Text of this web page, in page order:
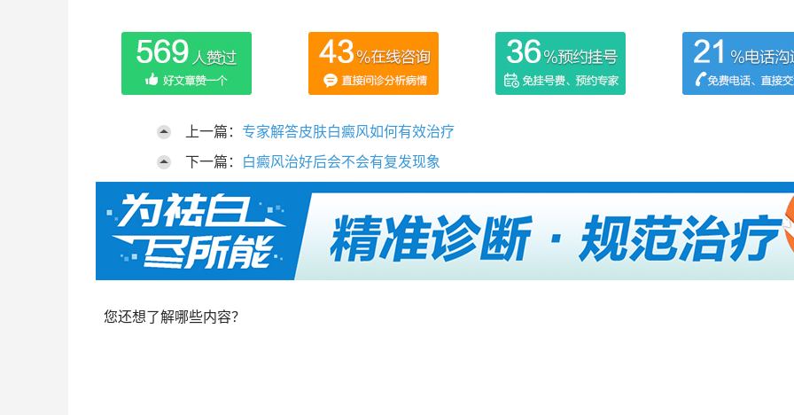
上一篇： 专家解答皮肤白癜风如何有效治疗
下一篇：
白癜风治好后会不会有复发现象
您还想了解哪些内容？